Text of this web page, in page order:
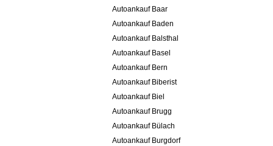
Autoankauf Baar
Autoankauf Baden
Autoankauf Balsthal
Autoankauf Basel
Autoankauf Bern
Autoankauf Biberist
Autoankauf Biel
Autoankauf Brugg
Autoankauf Bülach
Autoankauf Burgdorf